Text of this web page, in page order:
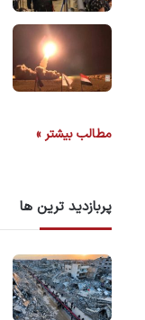
مطالب بیشتر »
پربازدید ترین ها